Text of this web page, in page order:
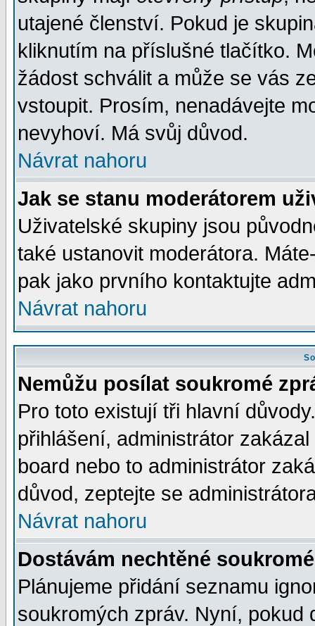
utajené členství. Pokud je
kliknutím na příslušné tlačítko.
žádost schválit a může se vás
vstoupit. Prosím, nenadávejte
nevyhoví. Má svůj důvod.
Návrat nahoru
Jak se stanu moderátorem
Uživatelské skupiny jsou
také ustanovit moderátora.
pak jako prvního kontaktujte
Návrat nahoru
Nemůžu posílat soukromé
Pro toto existují tři hlavní
přihlášení, administrátor
board nebo to administrátor
důvod, zeptejte se
Návrat nahoru
Dostávám nechtěné
Plánujeme přidání seznamu
soukromých zpráv. Nyní, pokud